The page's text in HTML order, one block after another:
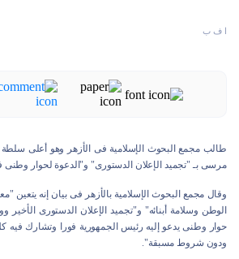
ا ف ب
طالب مجمع البحوث الإسلامية فى الأزهر وهو أعلى
مرسى بـ "تجميد الإعلان الدستورى" و"الدعوة لحوار وطنى
وقال مجمع البحوث الإسلامية بالأزهر فى بيان إنه يتعين
الوطن وسلامة أبنائه" و"تجميد الإعلان الدستورى
حوار وطنى يدعو إليه رئيس الجمهورية فورا وتشارك فيه
ودون شروط مسبقة".